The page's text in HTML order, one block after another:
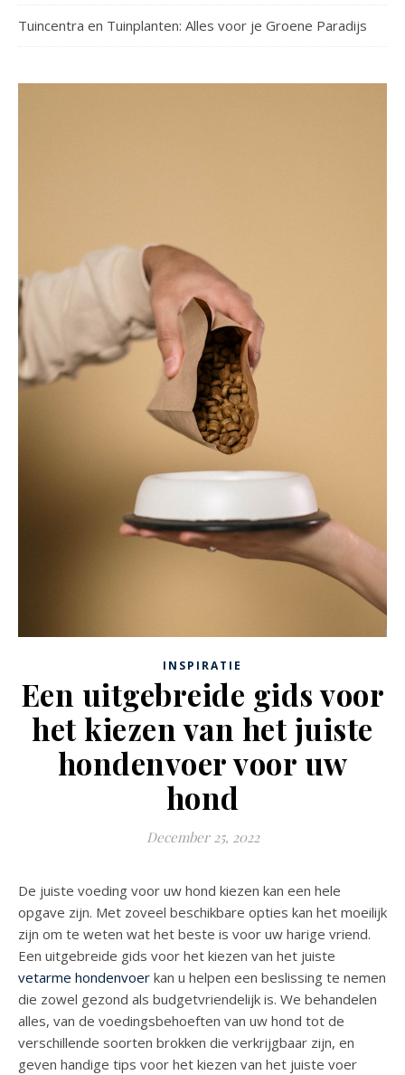
Tuincentra en Tuinplanten: Alles voor je Groene Paradijs
INSPIRATIE
Een uitgebreide gids voor
het kiezen van het juiste
hondenvoer voor uw
hond
December 25, 2022
De juiste voeding voor uw hond kiezen kan een hele
opgave zijn. Met zoveel beschikbare opties kan het moeilijk
zijn om te weten wat het beste is voor uw harige vriend.
Een uitgebreide gids voor het kiezen van het juiste
vetarme hondenvoer kan u helpen een beslissing te nemen
die zowel gezond als budgetvriendelijk is. We behandelen
alles, van de voedingsbehoeften van uw hond tot de
verschillende soorten brokken die verkrijgbaar zijn, en
geven handige tips voor het kiezen van het juiste voer